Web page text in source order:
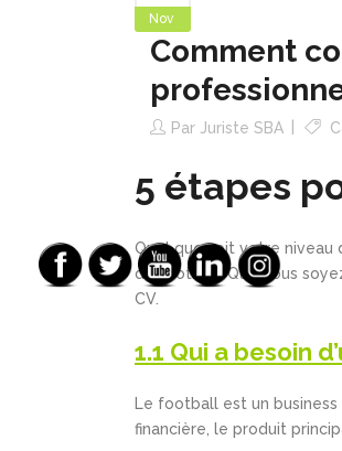
Nov
Comment
Par Juriste SBA
5 étapes
Quel que soit votre niveau
de football. Que vous
CV.
1.1 Qui a besoin
Le football est un business
financière, le produit